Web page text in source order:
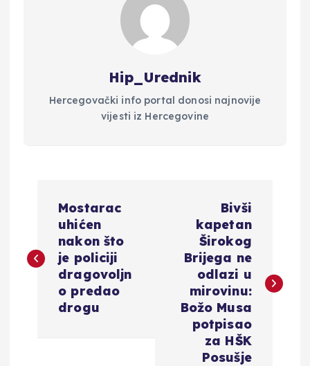
Hip_Urednik
Hercegovački info portal donosi najnovije
vijesti iz Hercegovine
v
Mostarac
uhićen
nakon što
je policiji
dragovoljn
o predao
drogu
Bivši
kapetan
Širokog
Brijega ne
odlazi u
mirovinu:
Božo Musa
potpisao
za HŠK
Posušje